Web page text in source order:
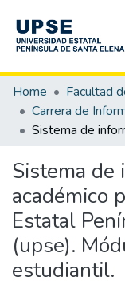
Communities &
All of DSpace
Statistics
Home
Carrera de
Sistema de
académico
Estatal
(upse).
estudiantil.